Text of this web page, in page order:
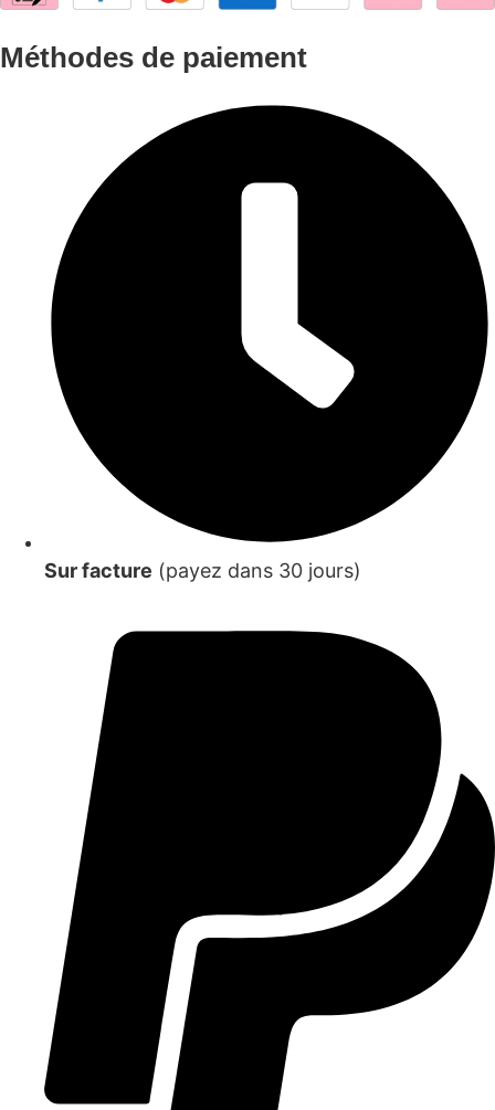
Méthodes de paiement
Sur facture (payez dans 30 jours)